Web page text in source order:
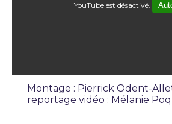
YouTube est désactivé.
Montage : Pierrick Odent-
reportage vidéo : Mélanie